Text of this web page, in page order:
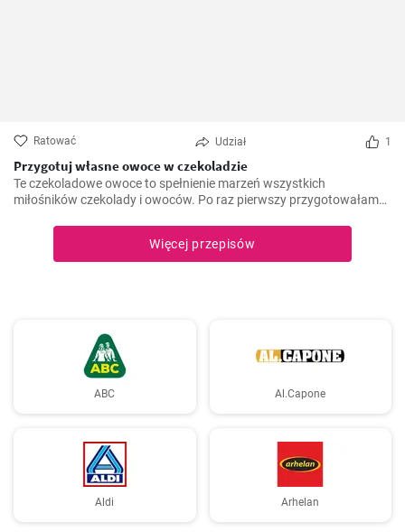
Ratować Udział 1
Przygotuj własne owoce w czekoladzie
Te czekoladowe owoce to spełnienie marzeń wszystkich
miłośników czekolady i owoców. Po raz pierwszy przygotowałam
czekoladowego deseru. Od tego czasu są one zdecydowanym
faworytem na moich przyjęciach i absolutnym hitem wśród moich
Więcej przepisów
ABC Al.Capone
Aldi Arhelan